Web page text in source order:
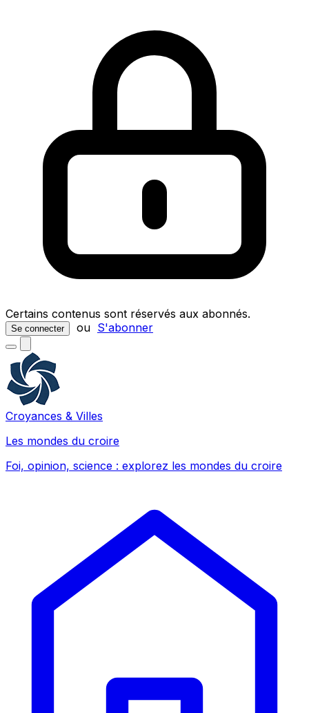
Certains contenus sont réservés aux abonnés.
Se connecter ou S'abonner
Croyances & Villes
Les mondes du croire
Foi, opinion, science : explorez les mondes du croire